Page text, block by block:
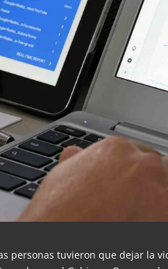
personas tuvieron que dejar la